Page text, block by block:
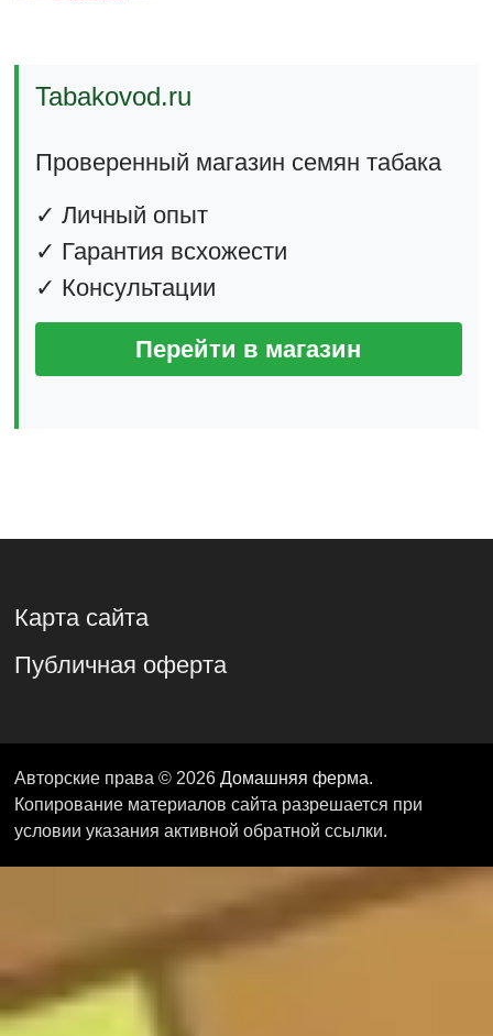
Tabakovod.ru
Проверенный магазин семян табака
✓ Личный опыт
✓ Гарантия всхожести
✓ Консультации
Перейти в магазин
Карта сайта
Публичная оферта
Авторские права © 2026 Домашняя ферма.
Копирование материалов сайта разрешается при
условии указания активной обратной ссылки.